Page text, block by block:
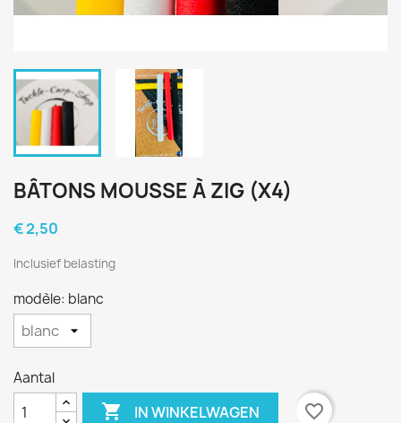
BÂTONS MOUSSE À ZIG (X4)
€ 2,50
Inclusief belasting
modèle: blanc
Aantal
 IN WINKELWAGEN favorite_border